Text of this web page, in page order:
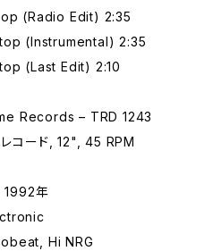
(Radio Edit) 2:35
(Instrumental) 2:35
(Last Edit) 2:10
Records – TRD 1243
レコード, 12", 45 RPM
1992年
Hi NRG